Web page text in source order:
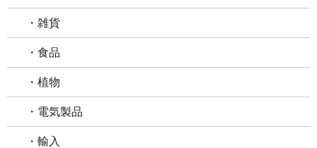
・雑貨
・食品
・植物
・電気製品
・輸入